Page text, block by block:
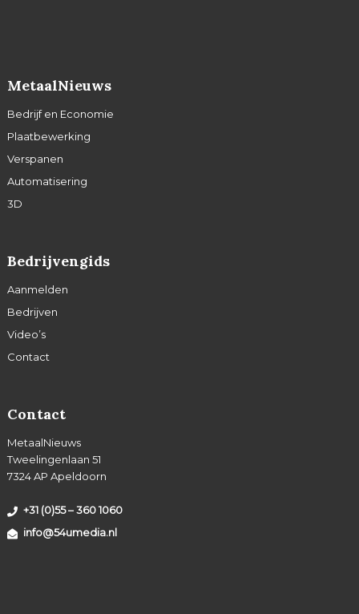
MetaalNieuws
Bedrijf en Economie
Plaatbewerking
Verspanen
Automatisering
3D
Bedrijvengids
Aanmelden
Bedrijven
Video’s
Contact
Contact
MetaalNieuws
Tweelingenlaan 51
7324 AP Apeldoorn
+31 (0)55 – 360 1060
info@54umedia.nl